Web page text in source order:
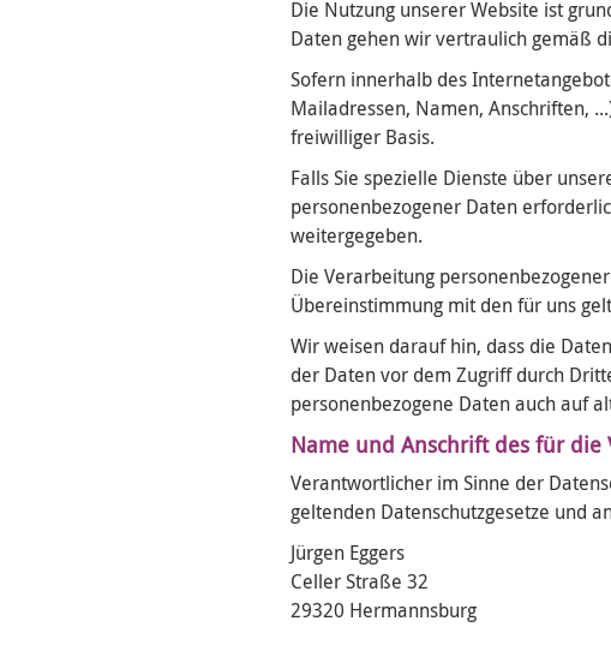
Die Nutzung unserer Website ist
Daten gehen wir vertraulich gemäß
Sofern innerhalb des
Mailadressen, Namen, Anschriften,
freiwilliger Basis.
Falls Sie spezielle Dienste über
personenbezogener Daten
weitergegeben.
Die Verarbeitung
Übereinstimmung mit den für uns
Wir weisen darauf hin, dass die
der Daten vor dem Zugriff durch
personenbezogene Daten auch auf
Name und Anschrift des für
Verantwortlicher im Sinne der
geltenden Datenschutzgesetze und
Jürgen Eggers
Celler Straße 32
29320 Hermannsburg